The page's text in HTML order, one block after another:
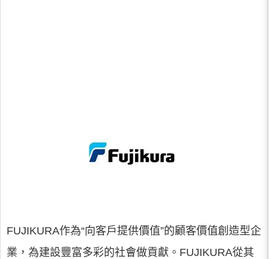
FUJIKURA作為“向客戶提供價值”的顧客價值創造型企
業，為建設豐富多彩的社會做貢獻。FUJIKURA從其